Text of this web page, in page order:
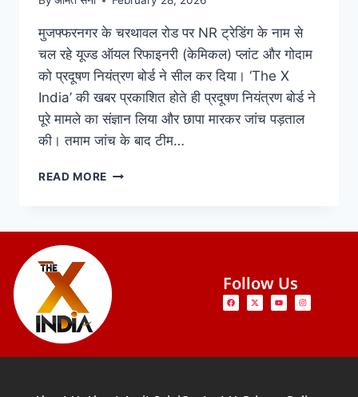
मुजफ्फरनगर के चरथावल रोड पर NR ट्रेडिंग के नाम से
चल रहे यूज्ड ऑयल रिफाइनरी (केमिकल) प्लांट और गोदाम
को प्रदूषण नियंत्रण बोर्ड ने सील कर दिया। ‘The X
India’ की खबर प्रकाशित होते ही प्रदूषण नियंत्रण बोर्ड ने
पूरे मामले का संज्ञान लिया और छापा मारकर जांच पड़ताल
की। तमाम जांच के बाद टीम…
READ MORE
Follow Us